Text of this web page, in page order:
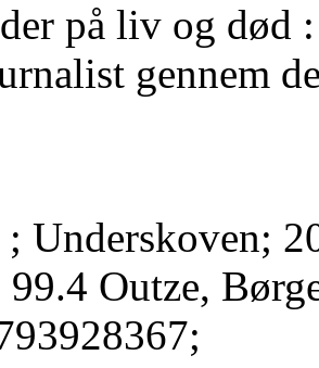
på liv og død
gennem
; Underskoven;
Outze,